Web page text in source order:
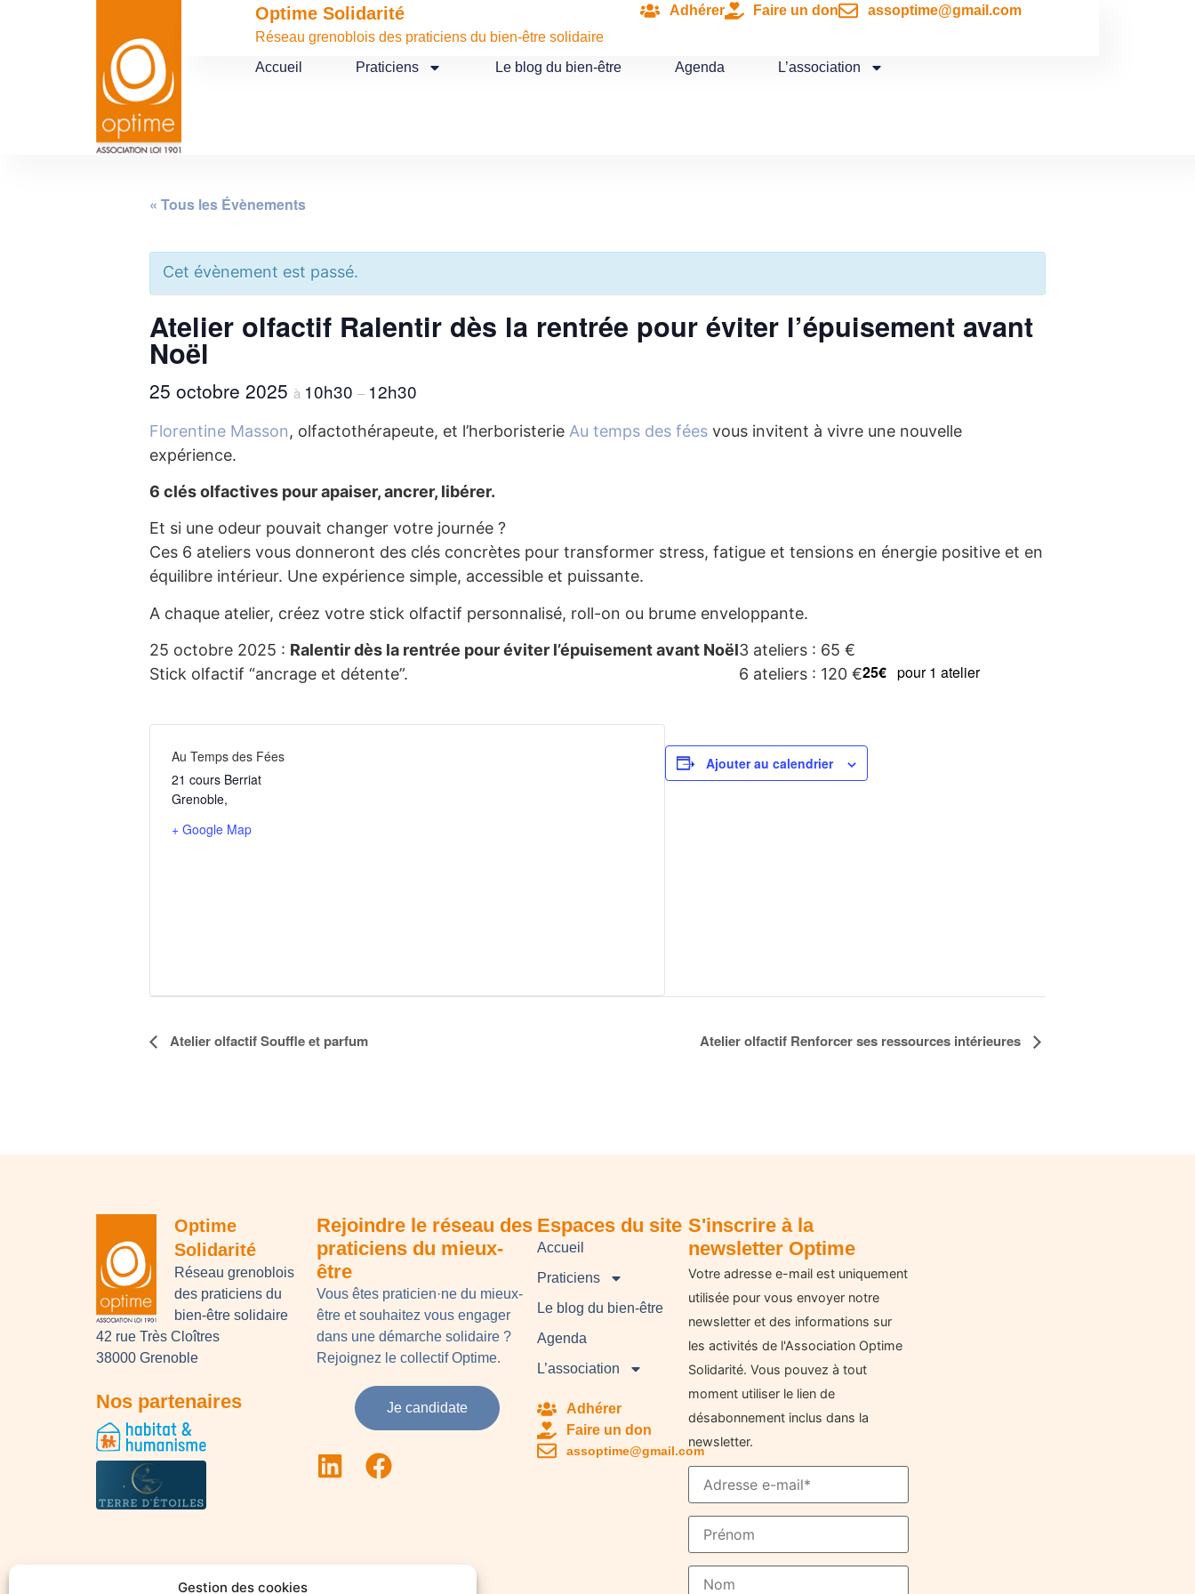
Gestion des cookies
Optime Solidarité
Réseau grenoblois des praticiens du bien-être solidaire
Adhérer Faire un don assoptime@gmail.com
Accueil Praticiens Le blog du bien-être Agenda L’association
« Tous les Évènements
Cet évènement est passé.
Atelier olfactif Ralentir dès la rentrée pour éviter l’épuisement avant
Noël
25 octobre 2025 à 10h30 – 12h30
Florentine Masson, olfactothérapeute, et l’herboristerie Au temps des fées vous invitent à vivre une nouvelle
expérience.
6 clés olfactives pour apaiser, ancrer, libérer.
Et si une odeur pouvait changer votre journée ?
Ces 6 ateliers vous donneront des clés concrètes pour transformer stress, fatigue et tensions en énergie positive et en
équilibre intérieur. Une expérience simple, accessible et puissante.
A chaque atelier, créez votre stick olfactif personnalisé, roll-on ou brume enveloppante.
25 octobre 2025 : Ralentir dès la rentrée pour éviter l’épuisement avant Noël
Stick olfactif “ancrage et détente”.
3 ateliers : 65 €
6 ateliers : 120 €25€ pour 1 atelier
Au Temps des Fées
21 cours Berriat
Grenoble,
+ Google Map
Ajouter au calendrier
Navigation
Atelier olfactif Souffle et parfum Atelier olfactif Renforcer ses ressources intérieures
Optime
Solidarité
Réseau grenoblois
des praticiens du
bien-être solidaire
42 rue Très Cloîtres
38000 Grenoble
Nos partenaires
Rejoindre le réseau des
praticiens du mieux-
être
Vous êtes praticien·ne du mieux-
être et souhaitez vous engager
dans une démarche solidaire ?
Rejoignez le collectif Optime.
Je candidate
Espaces du site
Accueil
Praticiens
Le blog du bien-être
Agenda
L’association
Adhérer
Faire un don
assoptime@gmail.com
S'inscrire à la
newsletter Optime
Votre adresse e-mail est uniquement
utilisée pour vous envoyer notre
newsletter et des informations sur
les activités de l'Association Optime
Solidarité. Vous pouvez à tout
moment utiliser le lien de
désabonnement inclus dans la
newsletter.